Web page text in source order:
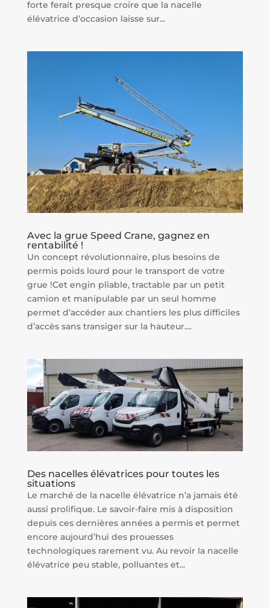
forte ferait presque croire que la nacelle
élévatrice d’occasion laisse sur...
Avec la grue Speed Crane, gagnez en
rentabilité !
Un concept révolutionnaire, plus besoins de
permis poids lourd pour le transport de votre
grue !Cet engin pliable, tractable par un petit
camion et manipulable par un seul homme
permet d’accéder aux chantiers les plus difficiles
d’accès sans transiger sur la hauteur....
Des nacelles élévatrices pour toutes les
situations
Le marché de la nacelle élévatrice n’a jamais été
aussi prolifique. Le savoir-faire mis à disposition
depuis ces dernières années a permis et permet
encore aujourd’hui des prouesses
technologiques rarement vu. Au revoir la nacelle
élévatrice peu stable, polluantes et...